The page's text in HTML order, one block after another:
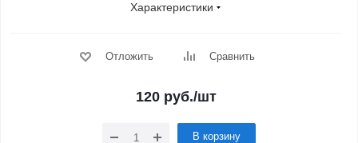
Характеристики
Отложить Сравнить
120 руб./шт
В корзину